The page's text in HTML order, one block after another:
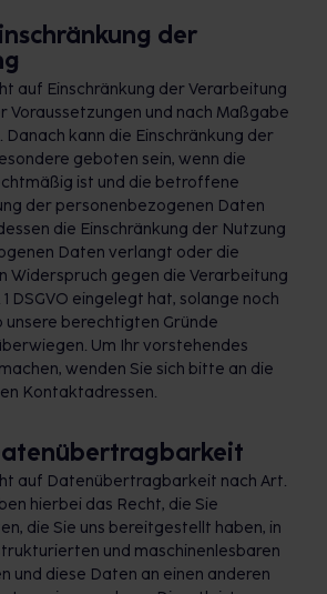
der
auf Einschränkung der Verarbeitung
Voraussetzungen und nach Maßgabe
Danach kann die Einschränkung der
geboten sein, wenn die
ist und die betroffene
der personenbezogenen Daten
die Einschränkung der Nutzung
Daten verlangt oder die
Widerspruch gegen die Verarbeitung
1 DSGVO eingelegt hat, solange noch
berechtigten Gründe
Um Ihr vorstehendes
wenden Sie sich bitte an die
Kontaktadressen.
auf Datenübertragbarkeit nach Art.
hierbei das Recht, die Sie
die Sie uns bereitgestellt haben, in
und maschinenlesbaren
und diese Daten an einen anderen